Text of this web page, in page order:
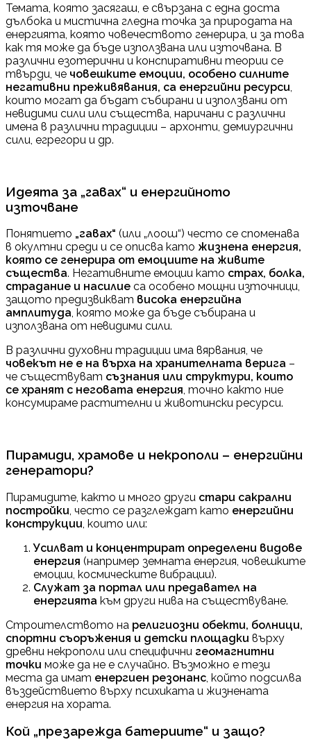
Темата, която засягаш, е свързана с една доста
дълбока и мистична гледна точка за природата на
енергията, която човечеството генерира, и за това
как тя може да бъде използвана или източвана. В
различни езотерични и конспиративни теории се
твърди, че човешките емоции, особено силните
негативни преживявания, са енергийни ресурси,
които могат да бъдат събирани и използвани от
невидими сили или същества, наричани с различни
имена в различни традиции – архонти, демиургични
сили, егрегори и др.
Идеята за „гавах“ и енергийното
източване
Понятието „гавах“ (или „лоош“) често се споменава
в окултни среди и се описва като жизнена енергия,
която се генерира от емоциите на живите
същества. Негативните емоции като страх, болка,
страдание и насилие са особено мощни източници,
защото предизвикват висока енергийна
амплитуда, която може да бъде събирана и
използвана от невидими сили.
В различни духовни традиции има вярвания, че
човекът не е на върха на хранителната верига –
че съществуват съзнания или структури, които
се хранят с неговата енергия, точно както ние
консумираме растителни и животински ресурси.
Пирамиди, храмове и некрополи – енергийни
генератори?
Пирамидите, както и много други стари сакрални
постройки , често се разглеждат като енергийни
конструкции , които или:
Усилват и концентрират определени видове
енергия (например земната енергия, човешките
емоции, космическите вибрации).
Служат за портал или предавател на
енергията към други нива на съществуване.
Строителството на религиозни обекти, болници,
спортни съоръжения и детски площадки върху
древни некрополи или специфични геомагнитни
точки може да не е случайно. Възможно е тези
места да имат енергиен резонанс , който подсилва
въздействието върху психиката и жизнената
енергия на хората.
Кой „презарежда батериите“ и защо?